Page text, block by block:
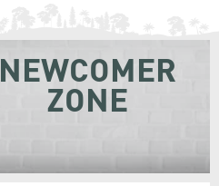
NEWCOMER
ZONE